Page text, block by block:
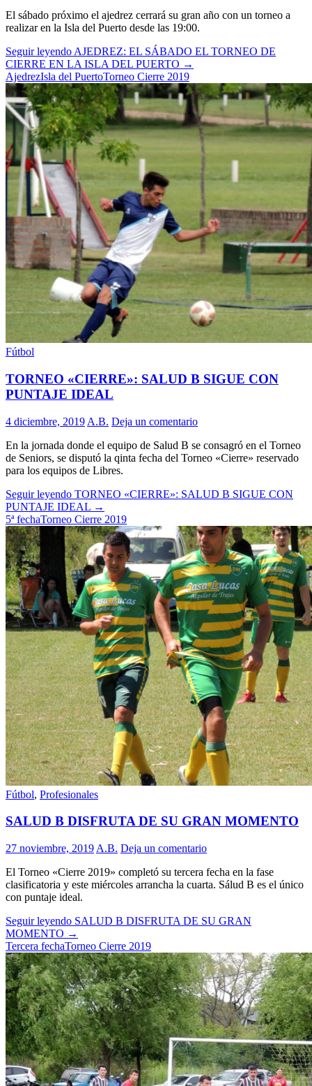
El sábado próximo el ajedrez cerrará su gran año con un torneo a
realizar en la Isla del Puerto desde las 19:00.
Seguir leyendo AJEDREZ: EL SÁBADO EL TORNEO DE
CIERRE EN LA ISLA DEL PUERTO →
AjedrezIsla del PuertoTorneo Cierre 2019
Fútbol
TORNEO «CIERRE»: SALUD B SIGUE CON
PUNTAJE IDEAL
4 diciembre, 2019 A.B. Deja un comentario
En la jornada donde el equipo de Salud B se consagró en el Torneo
de Seniors, se disputó la qinta fecha del Torneo «Cierre» reservado
para los equipos de Libres.
Seguir leyendo TORNEO «CIERRE»: SALUD B SIGUE CON
PUNTAJE IDEAL →
5ª fechaTorneo Cierre 2019
Fútbol, Profesionales
SALUD B DISFRUTA DE SU GRAN MOMENTO
27 noviembre, 2019 A.B. Deja un comentario
El Torneo «Cierre 2019» completó su tercera fecha en la fase
clasificatoria y este miércoles arrancha la cuarta. Sálud B es el único
con puntaje ideal.
Seguir leyendo SALUD B DISFRUTA DE SU GRAN
MOMENTO →
Tercera fechaTorneo Cierre 2019